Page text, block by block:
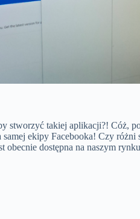
takiej aplikacji?! Cóż,
ekipy Facebooka! Czy
dostępna na naszym